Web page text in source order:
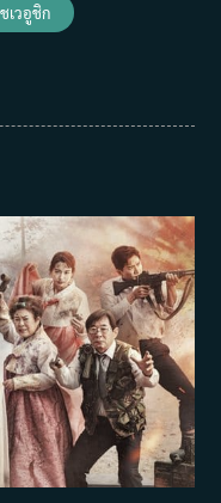
ชเวอูชิก